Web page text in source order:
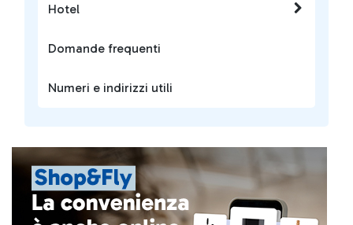
Hotel
Domande frequenti
Numeri e indirizzi utili